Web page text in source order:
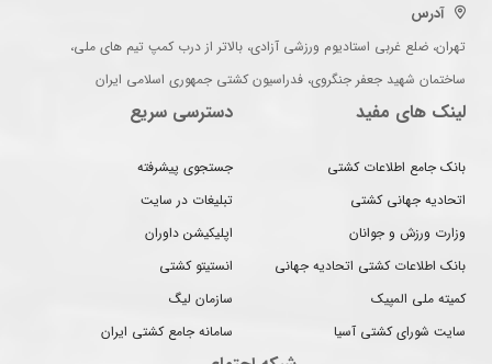
آدرس
تهران، ضلع غربی استادیوم ورزشی آزادی، بالاتر از درب کمپ تیم های ملی،
ساختمان شهید جعفر جنگروی، فدراسیون کشتی جمهوری اسلامی ایران
لینک های مفید
بانک جامع اطلاعات کشتی
اتحادیه جهانی کشتی
وزارت ورزش و جوانان
بانک اطلاعات کشتی اتحادیه جهانی
کمیته ملی المپیک
سایت شورای کشتی آسیا
دسترسی سریع
جستجوی پیشرفته
تبلیغات در سایت
اپلیکیشن داوران
انستیتو کشتی
سازمان لیگ
سامانه جامع کشتی ایران